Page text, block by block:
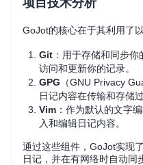
项目技术分析
GoJot的核心在于其利用了
Git ：用于存储和同步
访问和更新你的记录。
GPG （GNU Privacy
日记内容在传输和存储
Vim ：作为默认的文字
入和编辑日记内容。
通过这些组件，GoJot实现
日记，并在有网络时自动同